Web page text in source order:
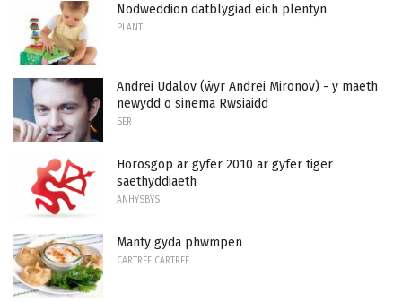
Nodweddion datblygiad eich plentyn
PLANT
Andrei Udalov (ŵyr Andrei Mironov) - y maeth
newydd o sinema Rwsiaidd
SÊR
Horosgop ar gyfer 2010 ar gyfer tiger
saethyddiaeth
ANHYSBYS
Manty gyda phwmpen
CARTREF CARTREF